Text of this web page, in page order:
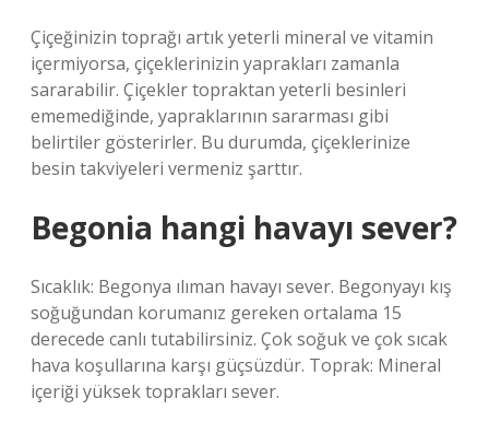
Çiçeğinizin toprağı artık yeterli mineral ve vitamin
içermiyorsa, çiçeklerinizin yaprakları zamanla
sararabilir. Çiçekler topraktan yeterli besinleri
ememediğinde, yapraklarının sararması gibi
belirtiler gösterirler. Bu durumda, çiçeklerinize
besin takviyeleri vermeniz şarttır.
Begonia hangi havayı sever?
Sıcaklık: Begonya ılıman havayı sever. Begonyayı kış
soğuğundan korumanız gereken ortalama 15
derecede canlı tutabilirsiniz. Çok soğuk ve çok sıcak
hava koşullarına karşı güçsüzdür. Toprak: Mineral
içeriği yüksek toprakları sever.